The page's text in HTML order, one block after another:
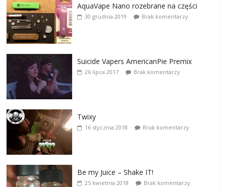
AquaVape Nano rozebrane na części
30 grudnia 2019 Brak komentarzy
Suicide Vapers AmericanPie Premix
26 lipca 2017 Brak komentarzy
Twixy
16 stycznia 2018 Brak komentarzy
Be my Juice – Shake IT!
25 kwietnia 2018 Brak komentarzy